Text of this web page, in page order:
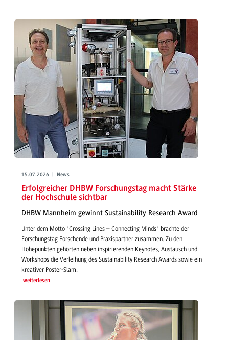
15.07.2026 | News
Erfolgreicher DHBW Forschungstag macht Stärke
der Hochschule sichtbar
DHBW Mannheim gewinnt Sustainability Research Award
Unter dem Motto "Crossing Lines – Connecting Minds" brachte der
Forschungstag Forschende und Praxispartner zusammen. Zu den
Höhepunkten gehörten neben inspirierenden Keynotes, Austausch und
Workshops die Verleihung des Sustainability Research Awards sowie ein
kreativer Poster-Slam.
weiterlesen